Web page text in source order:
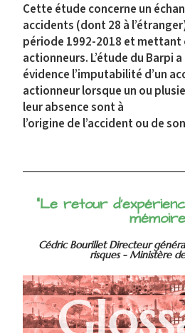
Cette étude concerne un
accidents (dont 28 à
période 1992-2018 et mettant
actionneurs. L’étude du Barpi
évidence l’imputabilité d’un
actionneur lorsque un ou
leur absence sont à
l’origine de l’accident ou de
"Le retour
Cédric Bourillet Directeur
risques - Ministère